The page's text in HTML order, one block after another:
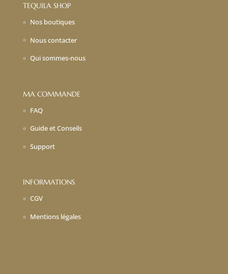
TEQUILA SHOP
Nos boutiques
Nous contacter
Qui sommes-nous
MA COMMANDE
FAQ
Guide et Conseils
Support
INFORMATIONS
CGV
Mentions légales